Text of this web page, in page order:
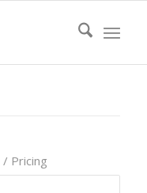
/ Pricing